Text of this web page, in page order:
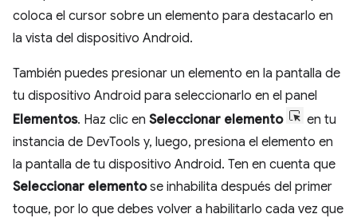
coloca el cursor sobre un elemento para destacarlo en
la vista del dispositivo Android.
También puedes presionar un elemento en la pantalla de
tu dispositivo Android para seleccionarlo en el panel
Elementos. Haz clic en Seleccionar elemento
en tu
instancia de DevTools y, luego, presiona el elemento en
la pantalla de tu dispositivo Android. Ten en cuenta que
Seleccionar elementose inhabilita después del primer
toque, por lo que debes volver a habilitarlo cada vez que